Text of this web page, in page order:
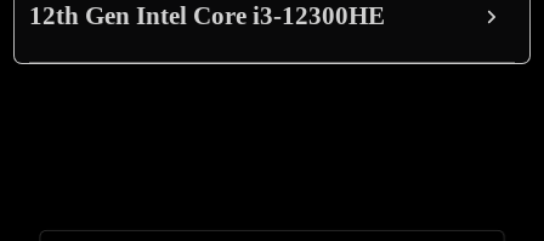
12th Gen Intel Core i3-12300HE